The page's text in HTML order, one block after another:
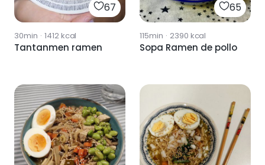
67
30min · 1412kcal
Tantanmen ramen
65
115min · 2390 kcal
Sopa Ramen de pollo